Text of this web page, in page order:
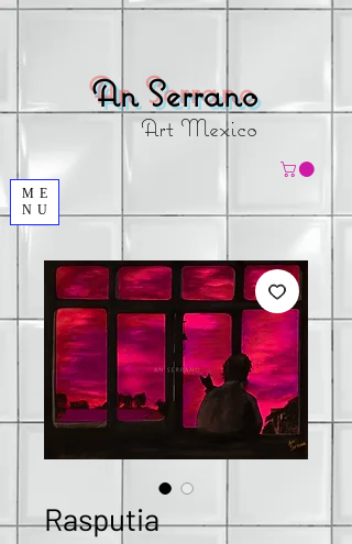
ME
NU
Art Mexico
AnSerrano
Rasputia